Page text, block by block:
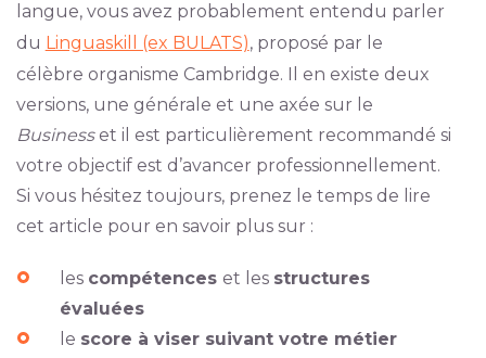
langue, vous avez probablement entendu parler
du Linguaskill (ex BULATS), proposé par le
célèbre organisme Cambridge. Il en existe deux
versions, une générale et une axée sur le
Businesset il est particulièrement recommandé si
votre objectif est d’avancer professionnellement.
Si vous hésitez toujours, prenez le temps de lire
cet article pour en savoir plus sur :
les compétences et les structures
évaluées
le score à viser suivant votre métier